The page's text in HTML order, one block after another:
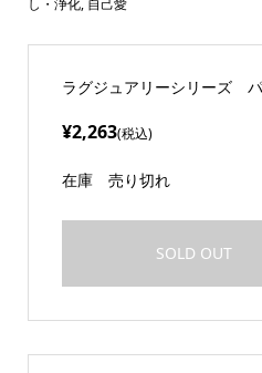
し・浄化, 自己愛
ラグジュアリーシリーズ
¥2,263(税込)
在庫 売り切れ
SOLD OUT